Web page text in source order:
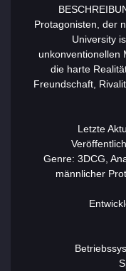
Protagonisten, der
University
unkonventionellen
die harte
Freundschaft,
Letzte
Genre: 3DCG,
männlicher